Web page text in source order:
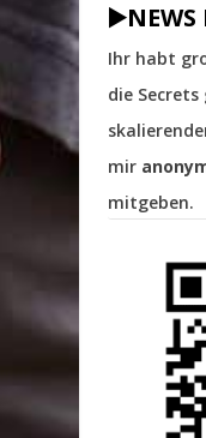
Ihr habt
die
mir
mitgeben.